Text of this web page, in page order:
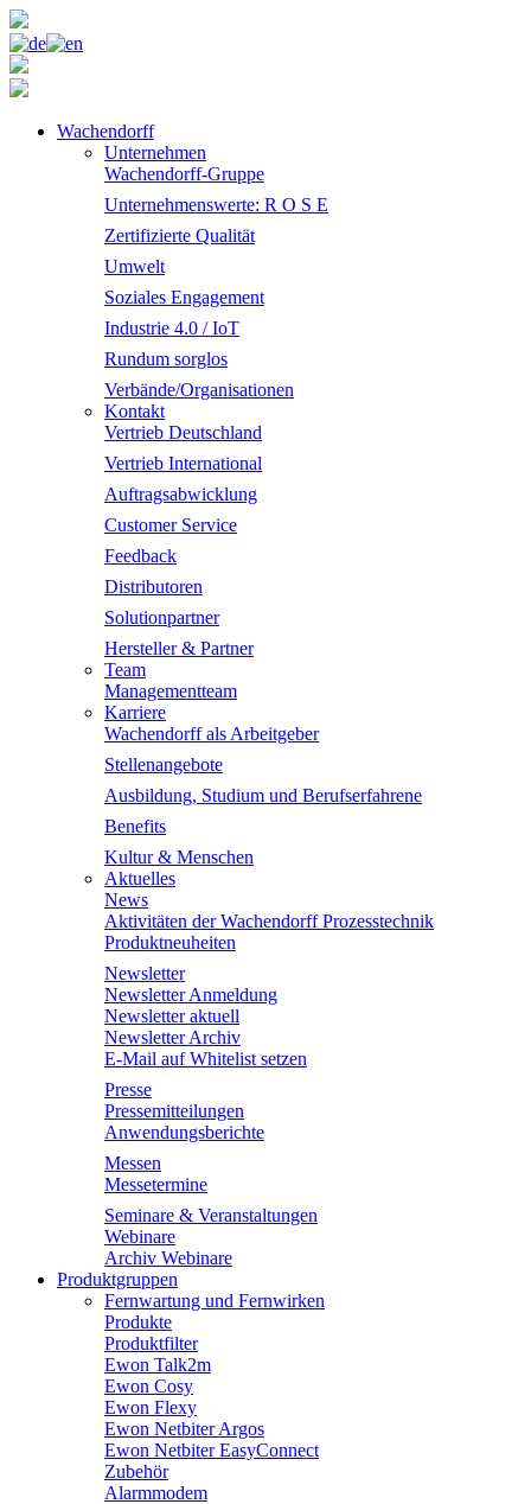
Wachendorff
Unternehmen
Wachendorff-Gruppe
Unternehmenswerte: R O S E
Zertifizierte Qualität
Umwelt
Soziales Engagement
Industrie 4.0 / IoT
Rundum sorglos
Verbände/Organisationen
Kontakt
Vertrieb Deutschland
Vertrieb International
Auftragsabwicklung
Customer Service
Feedback
Distributoren
Solutionpartner
Hersteller & Partner
Team
Managementteam
Karriere
Wachendorff als Arbeitgeber
Stellenangebote
Ausbildung, Studium und Berufserfahrene
Benefits
Kultur & Menschen
Aktuelles
News
Aktivitäten der Wachendorff Prozesstechnik
Produktneuheiten
Newsletter
Newsletter Anmeldung
Newsletter aktuell
Newsletter Archiv
E-Mail auf Whitelist setzen
Presse
Pressemitteilungen
Anwendungsberichte
Messen
Messetermine
Seminare & Veranstaltungen
Webinare
Archiv Webinare
Produktgruppen
Fernwartung und Fernwirken
Produkte
Produktfilter
Ewon Talk2m
Ewon Cosy
Ewon Flexy
Ewon Netbiter Argos
Ewon Netbiter EasyConnect
Zubehör
Alarmmodem